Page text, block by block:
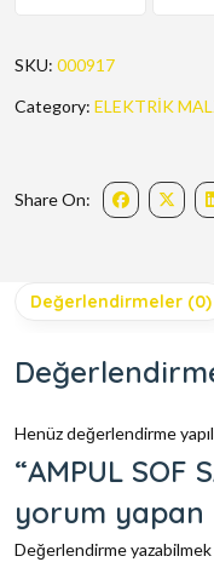
SKU: 000917
Category: ELEKTRİK
Share On:
Değerlendirmeler (0)
Henüz değerlendirme
“AMPUL SOF
yorum yapan
Değerlendirme yazabilmek